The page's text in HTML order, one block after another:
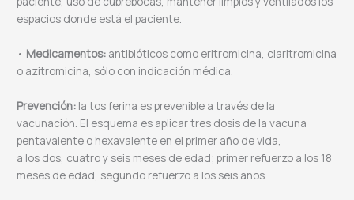
espacios donde está el paciente.
• Medicamentos: antibióticos como eritromicina, claritromicina
o azitromicina, sólo con indicación médica.
Prevención: la tos ferina es prevenible a través de la
vacunación. El esquema es aplicar tres dosis de la vacuna
pentavalente o hexavalente en el primer año de vida,
a los dos, cuatro y seis meses de edad; primer refuerzo a los 18
meses de edad, segundo refuerzo a los seis años.